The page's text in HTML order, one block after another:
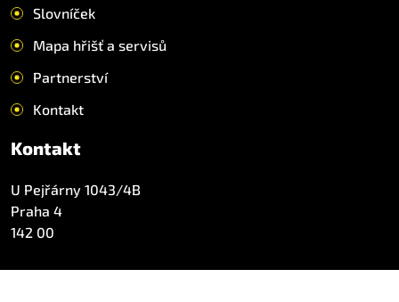
Slovníček
Mapa hřišť a servisů
Partnerství
Kontakt
Kontakt
U Pejřárny 1043/4B
Praha 4
142 00